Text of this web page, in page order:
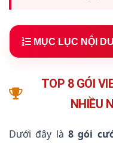
MỤC LỤC NỘI
Tại Sao Nên
Bảng So Sánh
4. Gói Viettel 3
TOP 8 GÓI
NHIỀU
Dưới đây là 8 gói